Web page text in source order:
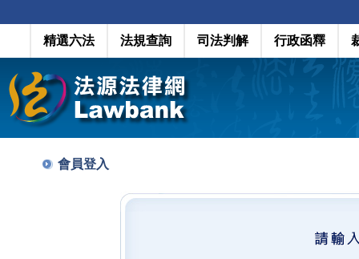
精選六法 法規查詢 司法判解 行政函釋
會員登入